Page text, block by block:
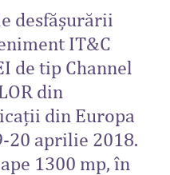
desfășurării
IT&C
de tip Channel
din
din Europa
20 aprilie 2018.
1300 mp, în